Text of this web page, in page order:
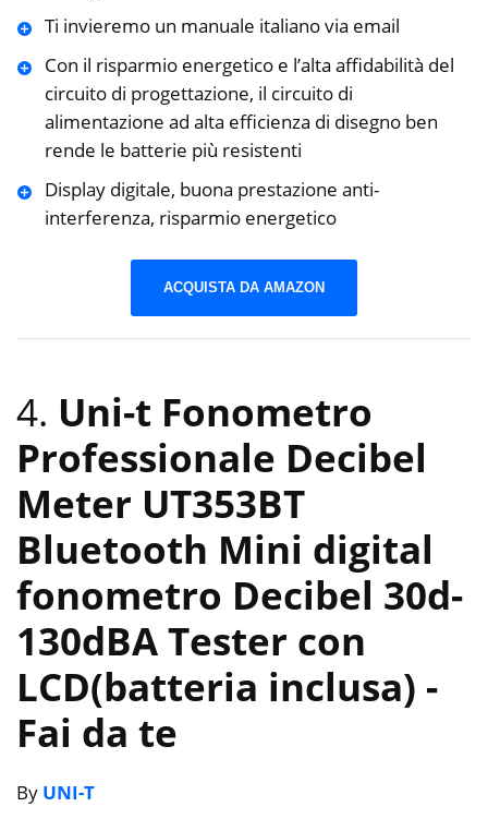
Ti invieremo un manuale italiano via email
Con il risparmio energetico e l’alta affidabilità del
circuito di progettazione, il circuito di
alimentazione ad alta efficienza di disegno ben
rende le batterie più resistenti
Display digitale, buona prestazione anti-
interferenza, risparmio energetico
ACQUISTA DA AMAZON
4. Uni-t Fonometro
Professionale Decibel
Meter UT353BT
Bluetooth Mini digital
fonometro Decibel 30d-
130dBA Tester con
LCD(batteria inclusa) -
Fai da te
By UNI-T